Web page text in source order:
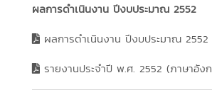
ผลการดำเนินงาน ปีงบประมาณ 2552
ผลการดำเนินงาน ปีงบประมาณ 2552
รายงานประจำปี พ.ศ. 2552 (ภาษาอัง